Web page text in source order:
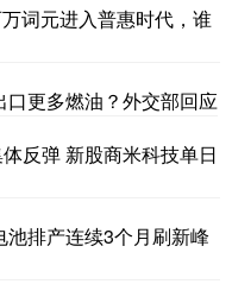
词元进入普惠时代，谁
更多燃油？外交部回应
反弹 新股商米科技单日
排产连续3个月刷新峰